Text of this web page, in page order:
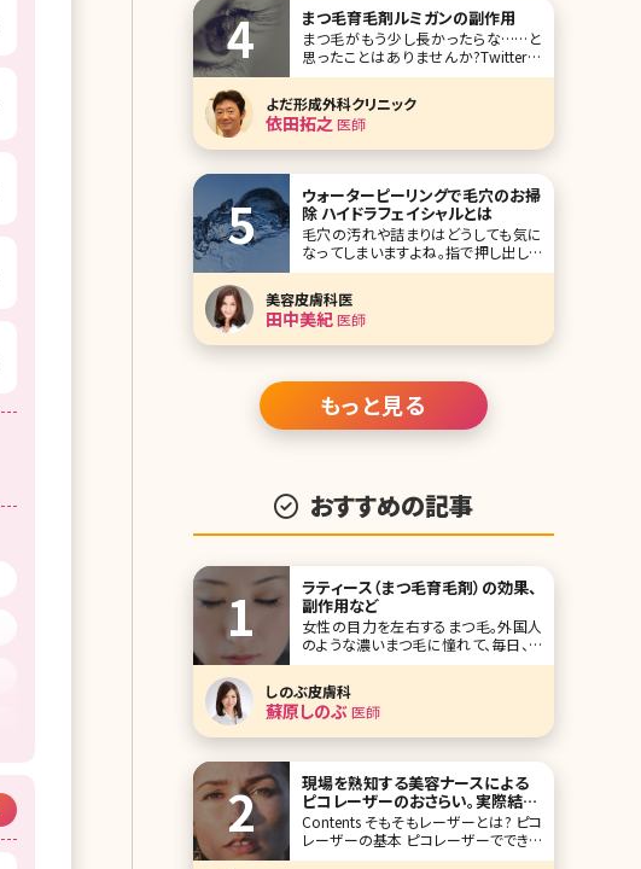
まつ毛育毛剤ルミガンの副作用
まつ毛がもう少し長かったらな……と
思ったことはありませんか?Twitterな
どで美容に興味のある方がまつ毛を長
くしたいというツイートを見かけること
も多いですが、そこでおすすめされてい
るのがまつ毛育毛に効果があると言わ
れているルミガン。2014年にはついに
よだ形成外科クリニック
依田拓之 医師
ウォーターピーリングで毛穴のお掃
除 ハイドラフェイシャルとは
毛穴の汚れや詰まりはどうしても気に
なってしまいますよね。指で押し出した
り、毛穴用の粘着シートなどの自己処
理で無理に毛穴詰まりを解消しようと
するとお肌を傷つけてしまったり、負荷
がかかることによって毛穴が広がって
しまい目立ってしまうなどトラブルの原
ピーリングの
美容皮膚科医
田中美紀医師
もっと見る
おすすめの記事
ラティース（まつ毛育毛剤）の効果、
副作用など
女性の目力を左右するまつ毛。外国人
のような濃いまつ毛に憧れて、毎日、て
いねいにマスカラを重ね塗りしたり、エ
クステをつけて目力をアップさせてい
るという方もいるのではないでしょう
か。とはいえ、このようなまつ毛ケアに
力を入れすぎると、かえってまつ毛を傷
しのぶ皮膚科
蘇原しのぶ医師
現場を熟知する美容ナースによる
ピコレーザーのおさらい。実際結果
が出た相乗効果がある治療も解説
Contents そもそもレーザーとは? ピコ
レーザーの基本 ピコレーザーでできる
治療 ピコレーザーの機械の種類と特